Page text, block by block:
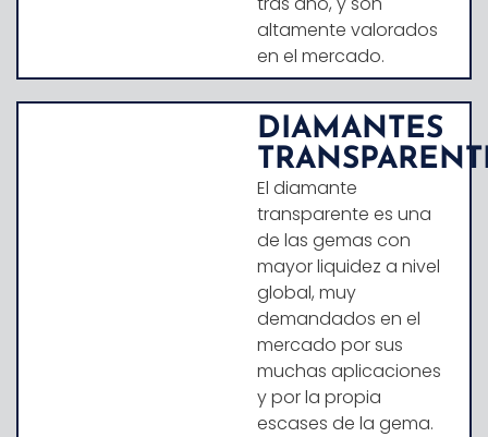
altamente valorados
en el mercado.
DIAMANTES
Eldiamante
transparente es una
de las gemas con
mayor liquidez a nivel
global, muy
demandados en el
mercado por sus
muchas aplicaciones
y por la propia
escases de la gema.